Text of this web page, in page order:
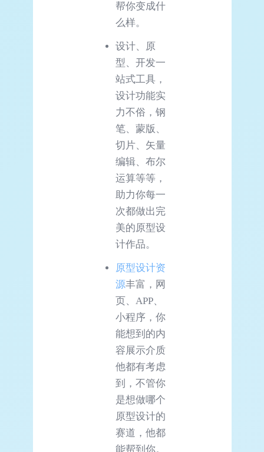
帮你变成什
么样。
设计、原
型、开发一
站式工具，
设计功能实
力不俗，钢
笔、蒙版、
切片、矢量
编辑、布尔
运算等等，
助力你每一
次都做出完
美的原型设
计作品。
原型设计资
源丰富，网
页、APP、
小程序，你
能想到的内
容展示介质
他都有考虑
到，不管你
是想做哪个
原型设计的
赛道，他都
能帮到你。